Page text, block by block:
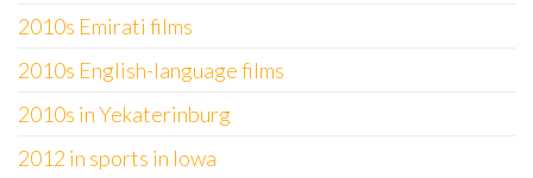
2010s Emirati films
2010s English-language films
2010s in Yekaterinburg
2012 in sports in Iowa